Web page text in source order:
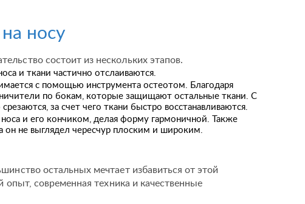
носу
состоит из нескольких этапов.
и ткани частично отслаиваются.
с помощью инструмента остеотом. Благодаря
по бокам, которые защищают остальные ткани. С
за счет чего ткани быстро восстанавливаются.
и его кончиком, делая форму гармоничной. Также
он не выглядел чересчур плоским и широким.
остальных мечтает избавиться от этой
современная техника и качественные